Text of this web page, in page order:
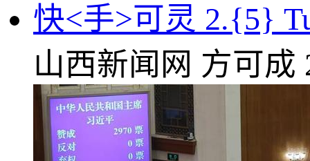
快<手>可灵 2.{5}
山西新闻网 方可成